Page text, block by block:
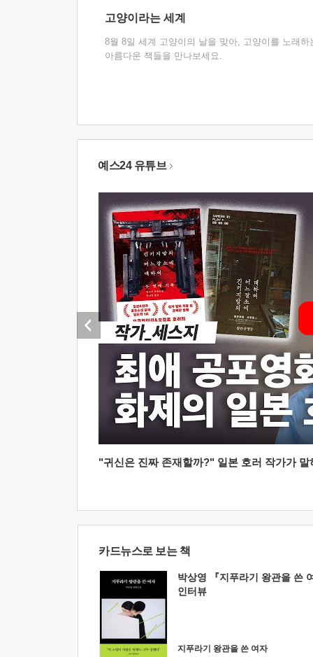
고양이라는 세계
8월 8일 세계 고양이의 날을 맞아, 고양이를 노래하
아름다운 책들을 만나보세요.
예스24 유튜브
"귀신은 진짜 존재할까?" 일본 호러 작가가
카드뉴스로 보는 책
박상영 『지푸라기 왕관을 쓴
인터뷰
지푸라기 왕관을 쓴 여자